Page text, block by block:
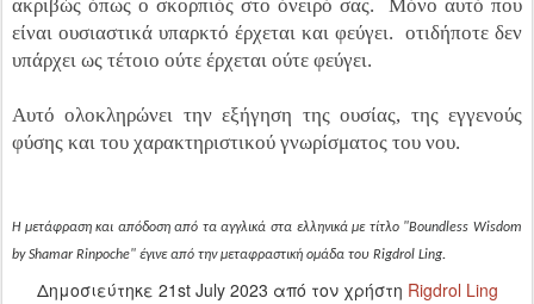
ακριβώς όπως ο σκορπιός στο όνειρό σας. Μόνο αυτό που
είναι ουσιαστικά υπαρκτό έρχεται και φεύγει. οτιδήποτε δεν
υπάρχει ως τέτοιο ούτε έρχεται ούτε φεύγει.
Αυτό ολοκληρώνει την εξήγηση της ουσίας, της εγγενούς
φύσης και του χαρακτηριστικού γνωρίσματος του νου.
Η μετάφραση και απόδοση από τα αγγλικά στα ελληνικά με τίτλο "Boundless Wisdom
by Shamar Rinpoche" έγινε από την μεταφραστική ομάδα του Rigdrol Ling.
Δημοσιεύτηκε 21st July 2023 από τον χρήστη Rigdrol Ling